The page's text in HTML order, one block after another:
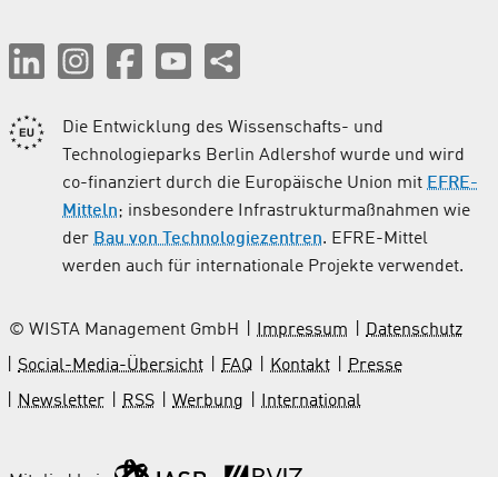
Die Entwicklung des Wissenschafts- und
Technologieparks Berlin Adlershof wurde und wird
co-finanziert durch die Europäische Union mit EFRE-
Mitteln; insbesondere Infrastrukturmaßnahmen wie
der Bau von Technologiezentren. EFRE-Mittel
werden auch für internationale Projekte verwendet.
© WISTA Management GmbH Impressum
Datenschutz
Social-Media-Übersicht
FAQ Kontakt
Presse
Newsletter
RSS Werbung International